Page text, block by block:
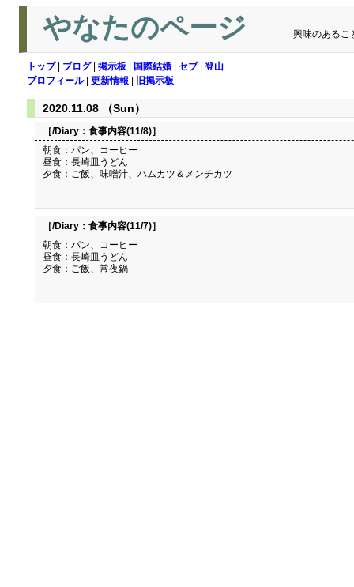
やなたのページ 興味のあるこ
トップ| ブログ| 掲示板 国際結婚 セブ| 登山
プロフィール| 更新情報 旧掲示板
2020.11.08 （Sun）
［/Diary： 食事内容(11/8)］
朝食：パン、コーヒー
昼食：長崎皿うどん
夕食：ご飯、味噌汁、ハムカツ＆メンチカツ
［/Diary： 食事内容(11/7)］
朝食：パン、コーヒー
昼食：長崎皿うどん
夕食：ご飯、常夜鍋